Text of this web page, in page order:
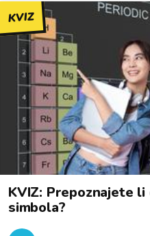
KVIZ
KVIZ: Prepoznajete
simbola?